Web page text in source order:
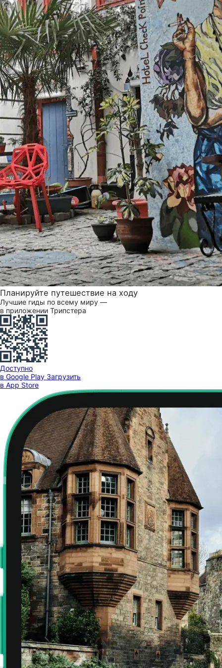
Планируйте путешествие на ходу
Лучшие гиды по всему миру —
в приложении Трипстера
Доступно
в Google Play Загрузить
в App Store